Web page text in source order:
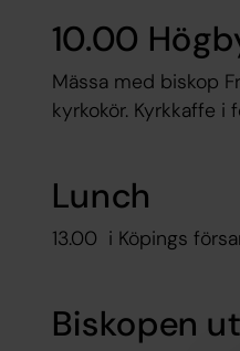
10.00
Mässa med biskop
kyrkokör. Kyrkkaffe
Lunch
13.00 i Köpings
Biskopen